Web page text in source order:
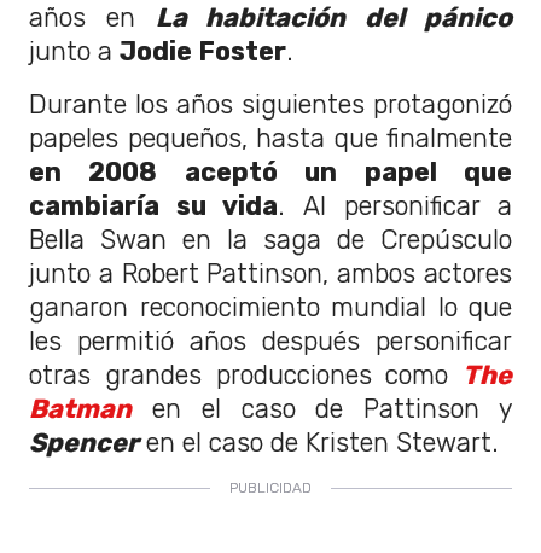
años en La habitación del pánico
junto a Jodie Foster.
Durante los años siguientes protagonizó
papeles pequeños, hasta que finalmente
en 2008 aceptó un papel que
cambiaría su vida. Al personificar a
Bella Swan en la saga de Crepúsculo
junto a Robert Pattinson, ambos actores
ganaron reconocimiento mundial lo que
les permitió años después personificar
otras grandes producciones como The
Batmanen el caso de Pattinson y
Spencer en el caso de Kristen Stewart.